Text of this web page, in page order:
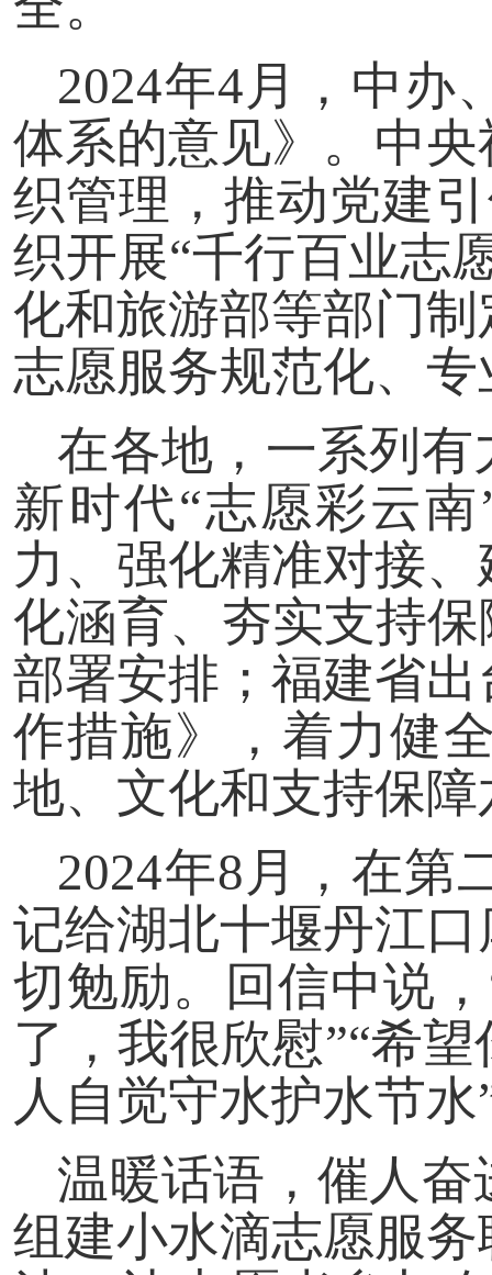
2024年4月，中办
体系的意见》。中
织管理，推动党建
织开展“千行百业志
化和旅游部等部门
志愿服务规范化、
在各地，一系列
新时代“志愿彩云
力、强化精准对接
化涵育、夯实支持
部署安排；福建省
作措施》，着力健
地、文化和支持保
2024年8月，在第
记给湖北十堰丹江
切勉励。回信中说
了，我很欣慰”“希
人自觉守水护水节水
温暖话语，催人
组建小水滴志愿服